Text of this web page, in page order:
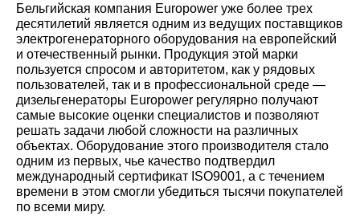
Бельгийская компания Europower уже более трех
десятилетий является одним из ведущих поставщиков
электрогенераторного оборудования на европейский
и отечественный рынки. Продукция этой марки
пользуется спросом и авторитетом, как у рядовых
пользователей, так и в профессиональной среде —
дизельгенераторы Europower регулярно получают
самые высокие оценки специалистов и позволяют
решать задачи любой сложности на различных
объектах. Оборудование этого производителя стало
одним из первых, чье качество подтвердил
международный сертификат ISO9001, а с течением
времени в этом смогли убедиться тысячи покупателей
по всеми миру.